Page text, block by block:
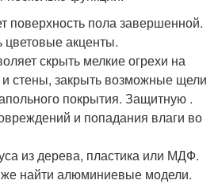
поверхность пола завершенной.
цветовые акценты.
скрыть мелкие огрехи на
и стены, закрыть возможные щели
покрытия. Защитную .
и попадания влаги во
из дерева, пластика или МДФ.
найти алюминиевые модели.